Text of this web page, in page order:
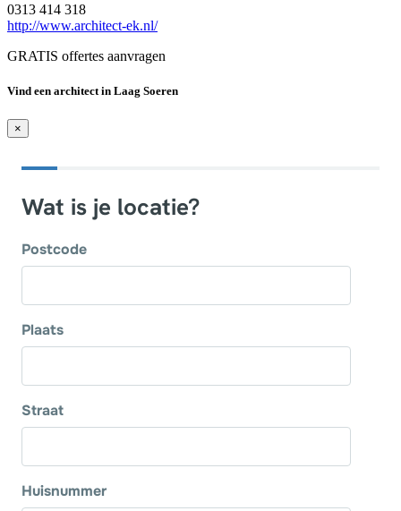
0313 414 318
http://www.architect-ek.nl/
GRATIS offertes aanvragen
Vind een architect in Laag Soeren
×